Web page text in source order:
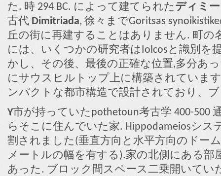
た. 時 294 BC. によって建てられた ディミ
古代 Dimitriada, 徐々までGoritsas
丘の街に再建することはありません. 町の
には、いくつかの研究者はIolcosと識別を
かし、その後、最後の正確な位置,多分あ
にサウスヒルトップ上に構築されていま
ンパクトな都市構造で設計されており、
Y市が持っていたpothetoun考古学 400-500
らそこに住んでいた家. Hippodameiosシ
割されました(垂直方向と水平方向のドー
メートルの幅を有する).家の北側にある部
あった. ブロック間スペース二乗開いてい